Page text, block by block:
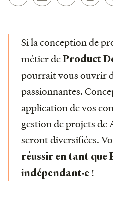
Si la conception de
métier deProduct
pourrait vous ouvrir
passionnantes.
application de vos
gestion de projets de
seront diversifiées.
réussir en tant que
indépendant·e !